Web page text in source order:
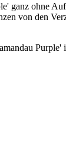
ganz ohne
von den